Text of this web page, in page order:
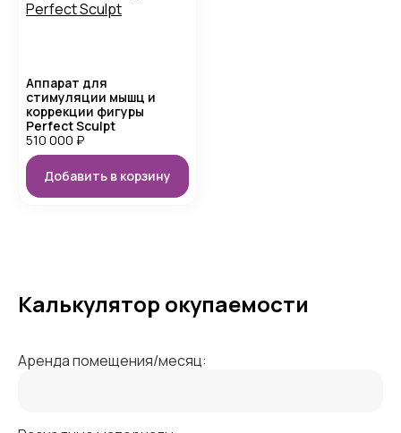
Аппарат для
стимуляции мышц и
коррекции фигуры
Perfect Sculpt
510 000 ₽
Добавить в корзину
Калькулятор окупаемости
Аренда помещения/месяц: